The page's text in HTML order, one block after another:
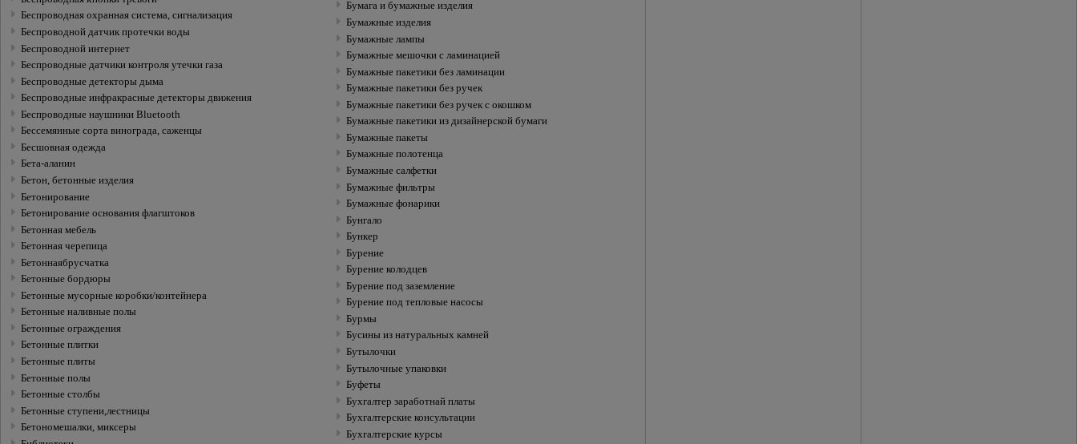
Беспроводная охранная система, сигнализация
Беспроводной датчик протечки воды
Беспроводной интернет
Беспроводныe датчики контроля утечки газа
Беспроводныe детекторы дыма
Беспроводныe инфракрасныe детекторы движения
Беспроводные наушники Bluetooth
Бессемянные сорта винограда, саженцы
Бесшовная одежда
Бета-аланин
Бетон, бетонные изделия
Бетонирование
Бетонирование основания флагштоков
Бетонная мебель
Бетонная черепица
Бетоннаябрусчатка
Бетонные бордюры
Бетонные мусорные коробки/контейнера
Бетонные наливные полы
Бетонные ограждения
Бетонные плитки
Бетонные плиты
Бетонные полы
Бетонные столбы
Бетонные ступени,лестницы
Бетономешалки, миксеры
Бумага и бумажные изделия
Бумажные изделия
Бумажные лампы
Бумажные мешочки с ламинацией
Бумажные пакетики без ламинации
Бумажные пакетики без ручек
Бумажные пакетики без ручек с окошком
Бумажные пакетики из дизайнерской бумаги
Бумажные пакеты
Бумажные полотенца
Бумажные салфетки
Бумажные фильтры
Бумажные фонарики
Бунгало
Бункер
Бурение
Бурение колодцев
Бурение под заземление
Бурение под тепловые насосы
Бурмы
Бусины из натуральных камней
Бутылочки
Бутылочные упаковки
Буфеты
Бухгалтер заработнай платы
Бухгалтерские консультации
Бухгалтерские курсы